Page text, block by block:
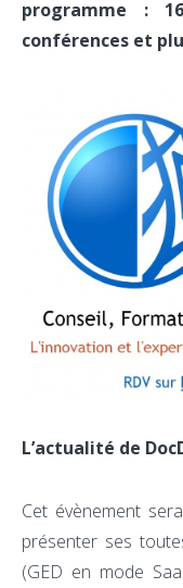
programme :
conférences et
L’actualité de
Cet évènement
présenter ses
(GED en mode